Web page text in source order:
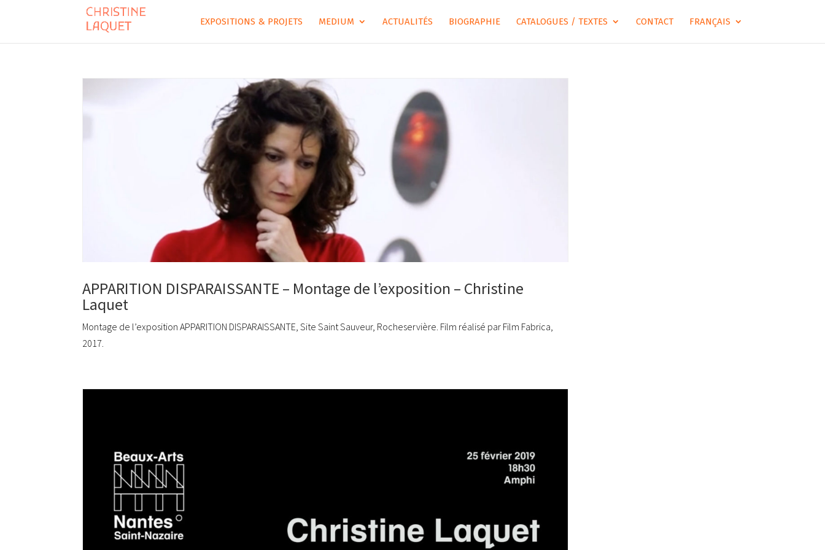
EXPOSITIONS & PROJETS MEDIUM ACTUALITÉS BIOGRAPHIE CATALOGUES / TEXTES CONTACT FRANÇAIS
APPARITION DISPARAISSANTE – Montage de l’exposition – Christine
Laquet
Montage de l’exposition APPARITION DISPARAISSANTE, Site Saint Sauveur, Rocheservière. Film réalisé par Film Fabrica,
2017.